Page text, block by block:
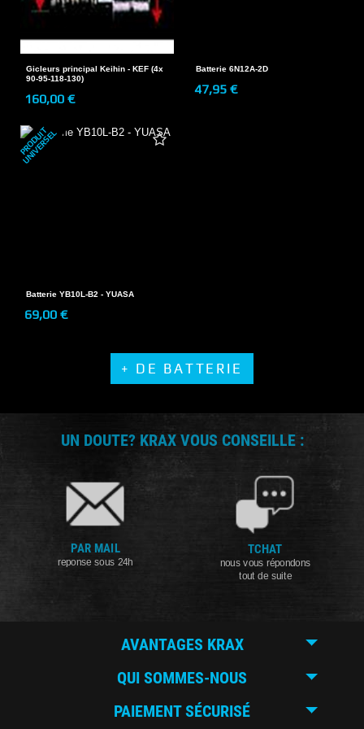
Gicleurs principal Keihin - KEF (4x
90-95-118-130)
160,00 €
Batterie 6N12A-2D
47,95 €
P
R
O
D
U
I
T
U
N
I
V
E
R
S
E
L
Batterie YB10L-B2 - YUASA
69,00 €
+ DE BATTERIE
UN DOUTE? KRAX VOUS CONSEILLE :
PAR MAIL
reponse sous 24h
TCHAT
nous vous répondons
tout de suite
AVANTAGES KRAX
QUI SOMMES-NOUS
PAIEMENT SÉCURISÉ